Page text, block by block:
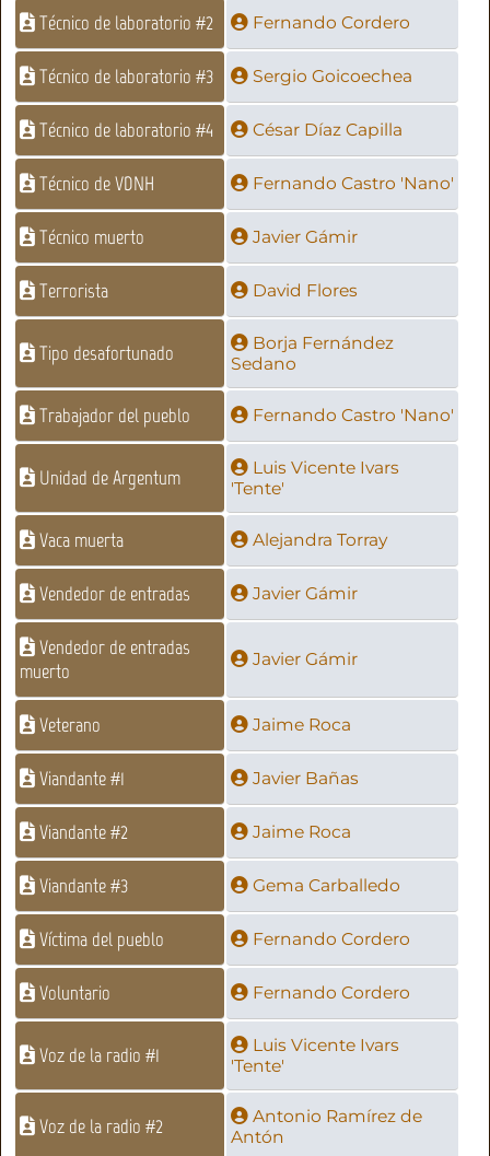
Técnico de laboratorio #2 Fernando Cordero
Técnico de laboratorio #3 Sergio Goicoechea
Técnico de laboratorio #4 César Díaz Capilla
Técnico de VDNH Fernando Castro 'Nano'
Técnico muerto Javier Gámir
Terrorista David Flores
Tipo desafortunado
Borja Fernández
Sedano
Trabajador del pueblo Fernando Castro 'Nano'
Unidad de Argentum
Luis Vicente Ivars
'Tente'
Vaca muerta Alejandra Torray
Vendedor de entradas Javier Gámir
Vendedor de entradas
muerto
Javier Gámir
Veterano Jaime Roca
Viandante #1 Javier Bañas
Viandante #2 Jaime Roca
Viandante #3 Gema Carballedo
Víctima del pueblo Fernando Cordero
Voluntario Fernando Cordero
Voz de la radio #1
Luis Vicente Ivars
'Tente'
Voz de la radio #2
Antonio Ramírez de
Antón